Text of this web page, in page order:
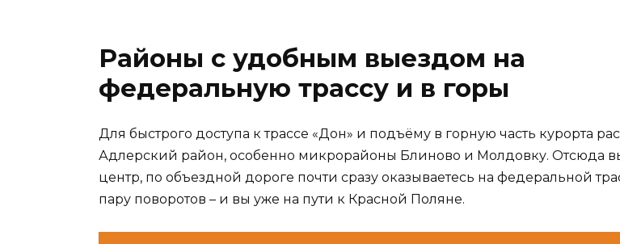
Районы с удобным выездом на
федеральную трассу и в горы
Для быстрого доступа к трассе «Дон» и подъёму в горную часть курорта
Адлерский район, особенно микрорайоны Блиново и Молдовку. Отсюда
центр, по объездной дороге почти сразу оказываетесь на федеральной
пару поворотов – и вы уже на пути к Красной Поляне.